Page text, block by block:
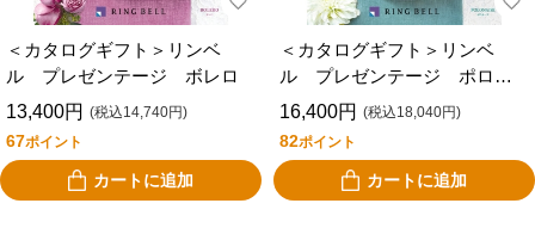
＜カタログギフト＞リンベ
ル プレゼンテージ ボレロ
13,400円 (税込14,740円)
67ポイント
カートに追加
＜カタログギフト＞リンベ
ル プレゼンテージ ポロネ
ーズ
16,400円 (税込18,040円)
82ポイント
カートに追加